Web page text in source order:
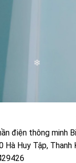
điện thông minh
Hà Huy Tập, Thanh
❄